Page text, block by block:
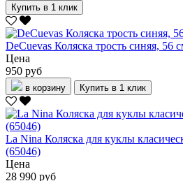
Купить в 1 клик
DeCuevas Коляска трость синяя, 56
Цена
950 руб
в корзину Купить в 1 клик
La Nina Коляска для куклы
(65046)
Цена
28 990 руб